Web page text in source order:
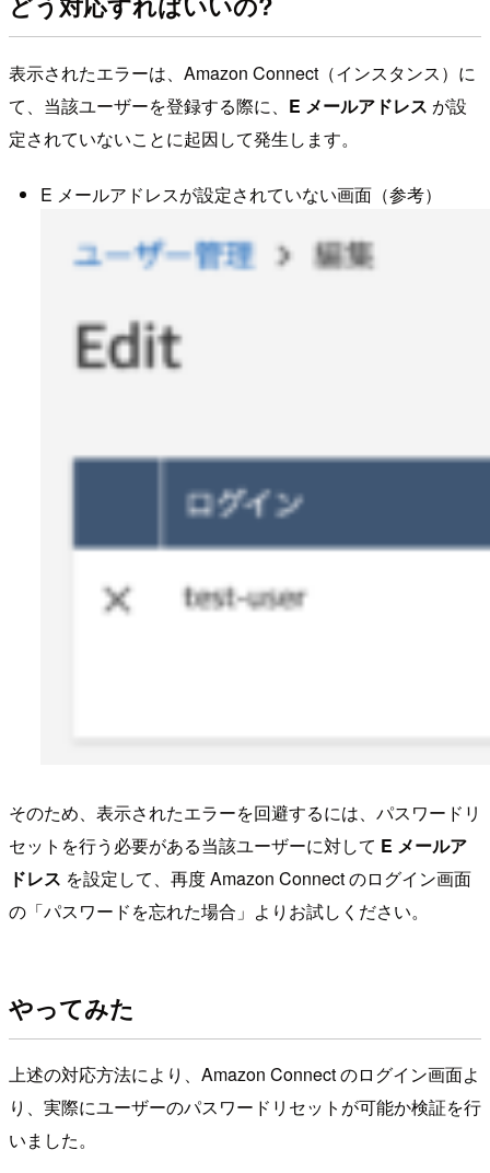
表示されたエラーは、Amazon Connect（インスタンス）に
て、当該ユーザーを登録する際に、 E メールアドレス が設
定されていないことに起因して発生します。
E メールアドレスが設定されていない画面（参考）
そのため、表示されたエラーを回避するには、パスワードリ
セットを行う必要がある当該ユーザーに対して E メールア
ドレス を設定して、再度 Amazon Connect のログイン画面
の「パスワードを忘れた場合」よりお試しください。
やってみた
上述の対応方法により、Amazon Connect のログイン画面よ
り、実際にユーザーのパスワードリセットが可能か検証を行
いました。